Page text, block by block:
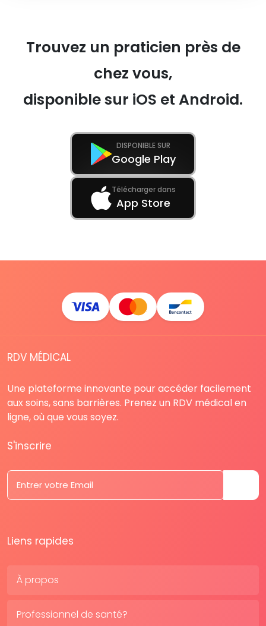
Trouvez un praticien près de
chez vous,
disponible sur iOS et Android.
DISPONIBLE SUR
Google Play
Télécharger dans
App Store
RDV MÉDICAL
Une plateforme innovante pour accéder facilement
aux soins, sans barrières. Prenez un RDV médical en
ligne, où que vous soyez.
S'inscrire
Liens rapides
À propos
Professionnel de santé?